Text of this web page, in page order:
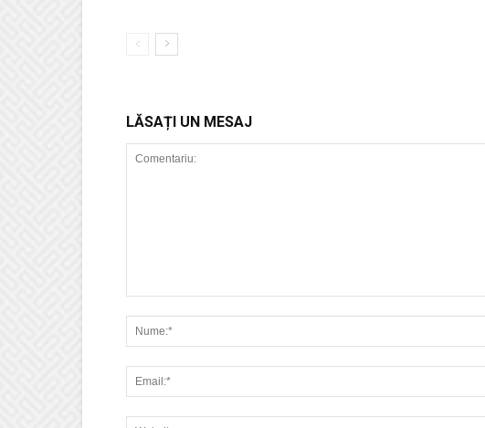
LĂSAȚI UN MESAJ